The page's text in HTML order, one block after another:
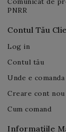
PNRR
Contul Tău
Log in
Contul tău
Unde e comanda
Creare cont nou
Cum comand
Informațiile